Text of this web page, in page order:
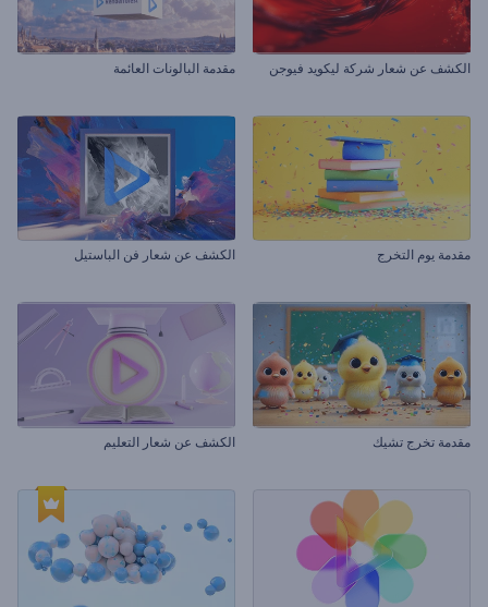
الكشف عن شعار شركة ليكويد فيوجن مقدمة البالونات العائمة
مقدمة يوم التخرج الكشف عن شعار فن الباستيل
مقدمة تخرج تشيك الكشف عن شعار التعليم